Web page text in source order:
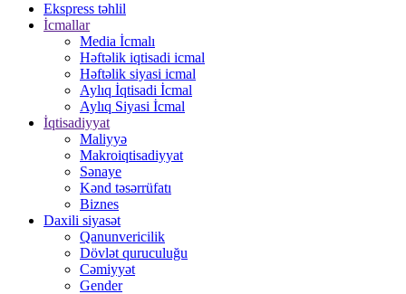
Ekspress təhlil
İcmallar
Media İcmalı
Həftəlik iqtisadi icmal
Həftəlik siyasi icmal
Aylıq İqtisadi İcmal
Aylıq Siyasi İcmal
İqtisadiyyat
Maliyyə
Makroiqtisadiyyat
Sənaye
Kənd təsərrüfatı
Biznes
Daxili siyasət
Qanunvericilik
Dövlət quruculuğu
Cəmiyyət
Gender